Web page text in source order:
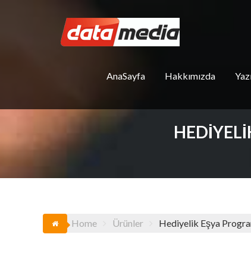
AnaSayfa Hakkımızda
Home Ürünler Hediyelik Eşya